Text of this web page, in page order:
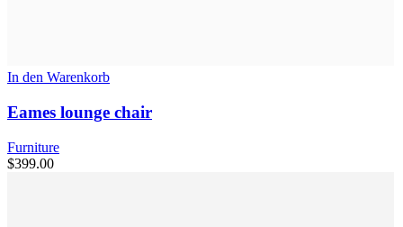
In den Warenkorb
Eames lounge chair
Furniture
$399.00